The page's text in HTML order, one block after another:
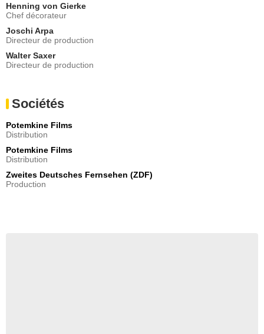
Henning von Gierke
Chef décorateur
Joschi Arpa
Directeur de production
Walter Saxer
Directeur de production
Sociétés
Potemkine Films
Distribution
Potemkine Films
Distribution
Zweites Deutsches Fernsehen (ZDF)
Production